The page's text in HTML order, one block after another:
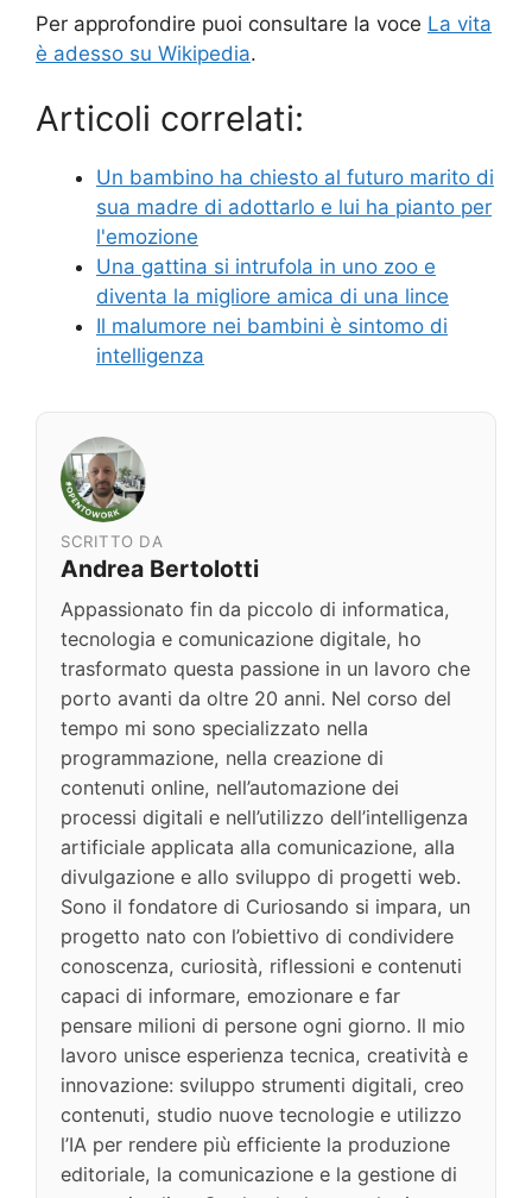
Per approfondire puoi consultare la voce La vita
è adesso su Wikipedia.
Articoli correlati:
Un bambino ha chiesto al futuro marito di
sua madre di adottarlo e lui ha pianto per
l'emozione
Una gattina si intrufola in uno zoo e
diventa la migliore amica di una lince
Il malumore nei bambini è sintomo di
intelligenza
SCRITTO DA
Andrea Bertolotti
Appassionato fin da piccolo di informatica,
tecnologia e comunicazione digitale, ho
trasformato questa passione in un lavoro che
porto avanti da oltre 20 anni. Nel corso del
tempo mi sono specializzato nella
programmazione, nella creazione di
contenuti online, nell’automazione dei
processi digitali e nell’utilizzo dell’intelligenza
artificiale applicata alla comunicazione, alla
divulgazione e allo sviluppo di progetti web.
Sono il fondatore di Curiosando si impara, un
progetto nato con l’obiettivo di condividere
conoscenza, curiosità, riflessioni e contenuti
capaci di informare, emozionare e far
pensare milioni di persone ogni giorno. Il mio
lavoro unisce esperienza tecnica, creatività e
innovazione: sviluppo strumenti digitali, creo
contenuti, studio nuove tecnologie e utilizzo
l’IA per rendere più efficiente la produzione
editoriale, la comunicazione e la gestione di